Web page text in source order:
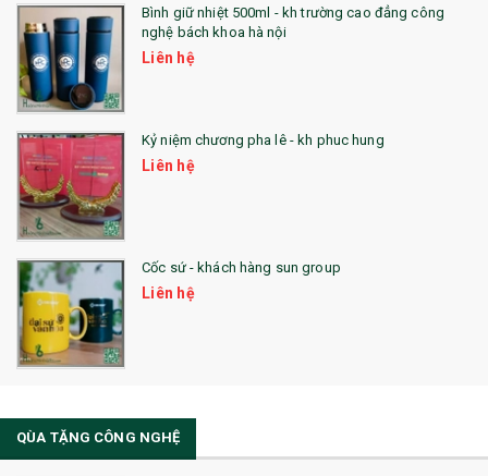
23. QÙA TẶNG ĐỘC ĐÁO
24. QÙA TẶNG PHA LÊ
25. QUÀ TẶNG GLASSLOCK
26. QUÀ TẶNG LUMINARC
28. BỘ ĐỒ ĂN CAO CẤP
29. MÓC KHOÁ
31. TÚI VẢI KHÔNG DỆT
32. TÚI VẢI BỐ
33. MŨ LƯỠI TRAI
36. QUẠT NHỰA QUẢNG CÁO
Bình giữ nhiệt 500ml - kh trường cao đẳng công
nghệ bách khoa hà nội
Liên hệ
Kỷ niệm chương pha lê - kh phuc hung
Liên hệ
Cốc sứ - khách hàng sun group
Liên hệ
QÙA TẶNG CÔNG NGHỆ